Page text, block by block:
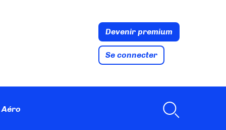
Devenir premium
Se connecter